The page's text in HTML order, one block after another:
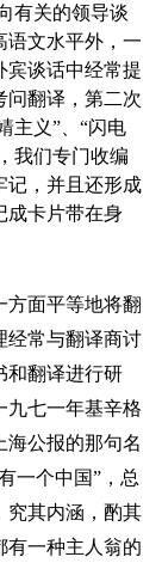
有关的领导谈
语文水平外，一
宾谈话中经常提
问翻译，第二次
主义”、“闪电
我们专门收编
记，并且还形成
成卡片带在身
方面平等地将翻
经常与翻译商讨
和翻译进行研
九七一年基辛格
海公报的那句名
一个中国”，总
究其内涵，酌其
有一种主人翁的